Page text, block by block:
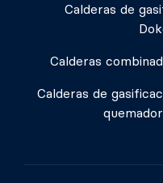
Calderas de
Calderas
Calderas de